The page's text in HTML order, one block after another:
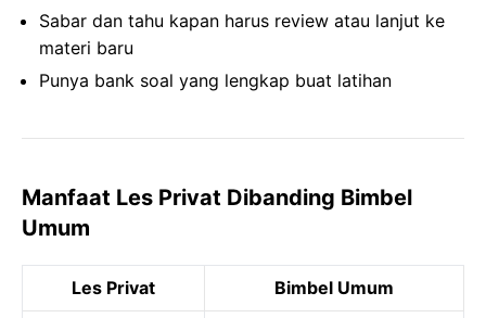
Sabar dan tahu kapan harus review atau lanjut ke
materi baru
Punya bank soal yang lengkap buat latihan
Manfaat Les Privat Dibanding Bimbel
Umum
Les Privat Bimbel Umum